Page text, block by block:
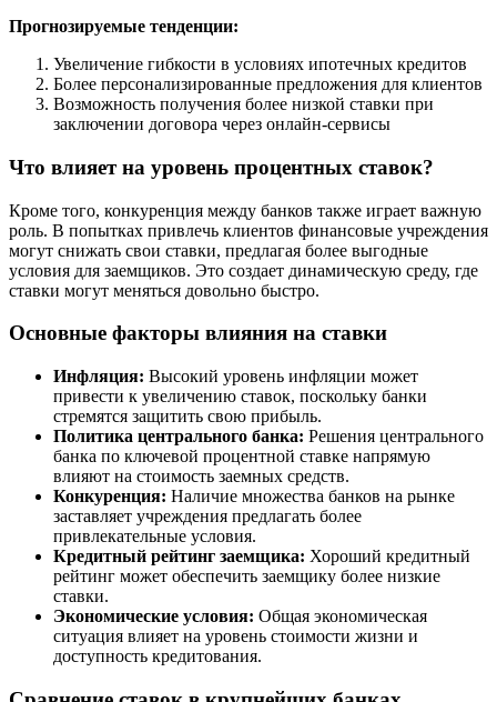
Прогнозируемые тенденции:
Увеличение гибкости в условиях ипотечных кредитов
Более персонализированные предложения для клиентов
Возможность получения более низкой ставки при
заключении договора через онлайн-сервисы
Что влияет на уровень процентных ставок?
Кроме того, конкуренция между банков также играет важную
роль. В попытках привлечь клиентов финансовые учреждения
могут снижать свои ставки, предлагая более выгодные
условия для заемщиков. Это создает динамическую среду, где
ставки могут меняться довольно быстро.
Основные факторы влияния на ставки
Инфляция: Высокий уровень инфляции может
привести к увеличению ставок, поскольку банки
стремятся защитить свою прибыль.
Политика центрального банка: Решения центрального
банка по ключевой процентной ставке напрямую
влияют на стоимость заемных средств.
Конкуренция: Наличие множества банков на рынке
заставляет учреждения предлагать более
привлекательные условия.
Кредитный рейтинг заемщика: Хороший кредитный
рейтинг может обеспечить заемщику более низкие
ставки.
Экономические условия: Общая экономическая
ситуация влияет на уровень стоимости жизни и
доступность кредитования.